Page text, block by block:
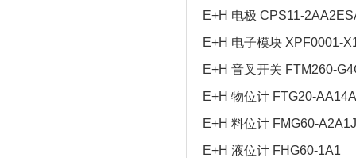
E+H 电极 CPS11-
E+H 电子模块 XPF0001-
E+H 音叉开关 FTM260-
E+H 物位计 FTG20-
E+H 料位计 FMG60-
E+H 液位计 FHG60-1A1